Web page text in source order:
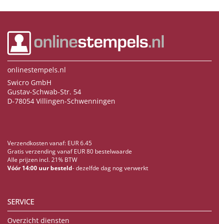
onlinestempels.nl
Swicro GmbH
Gustav-Schwab-Str. 54
D-78054 Villingen-Schwenningen
Verzendkosten vanaf: EUR 6.45
Gratis verzending vanaf EUR 80 bestelwaarde
Alle prijzen incl. 21% BTW
Vóór 14:00 uur besteld- dezelfde dag nog verwerkt
SERVICE
Overzicht diensten